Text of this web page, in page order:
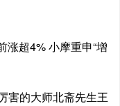
涨超4% 小摩重申“增
害的大师北斋先生王